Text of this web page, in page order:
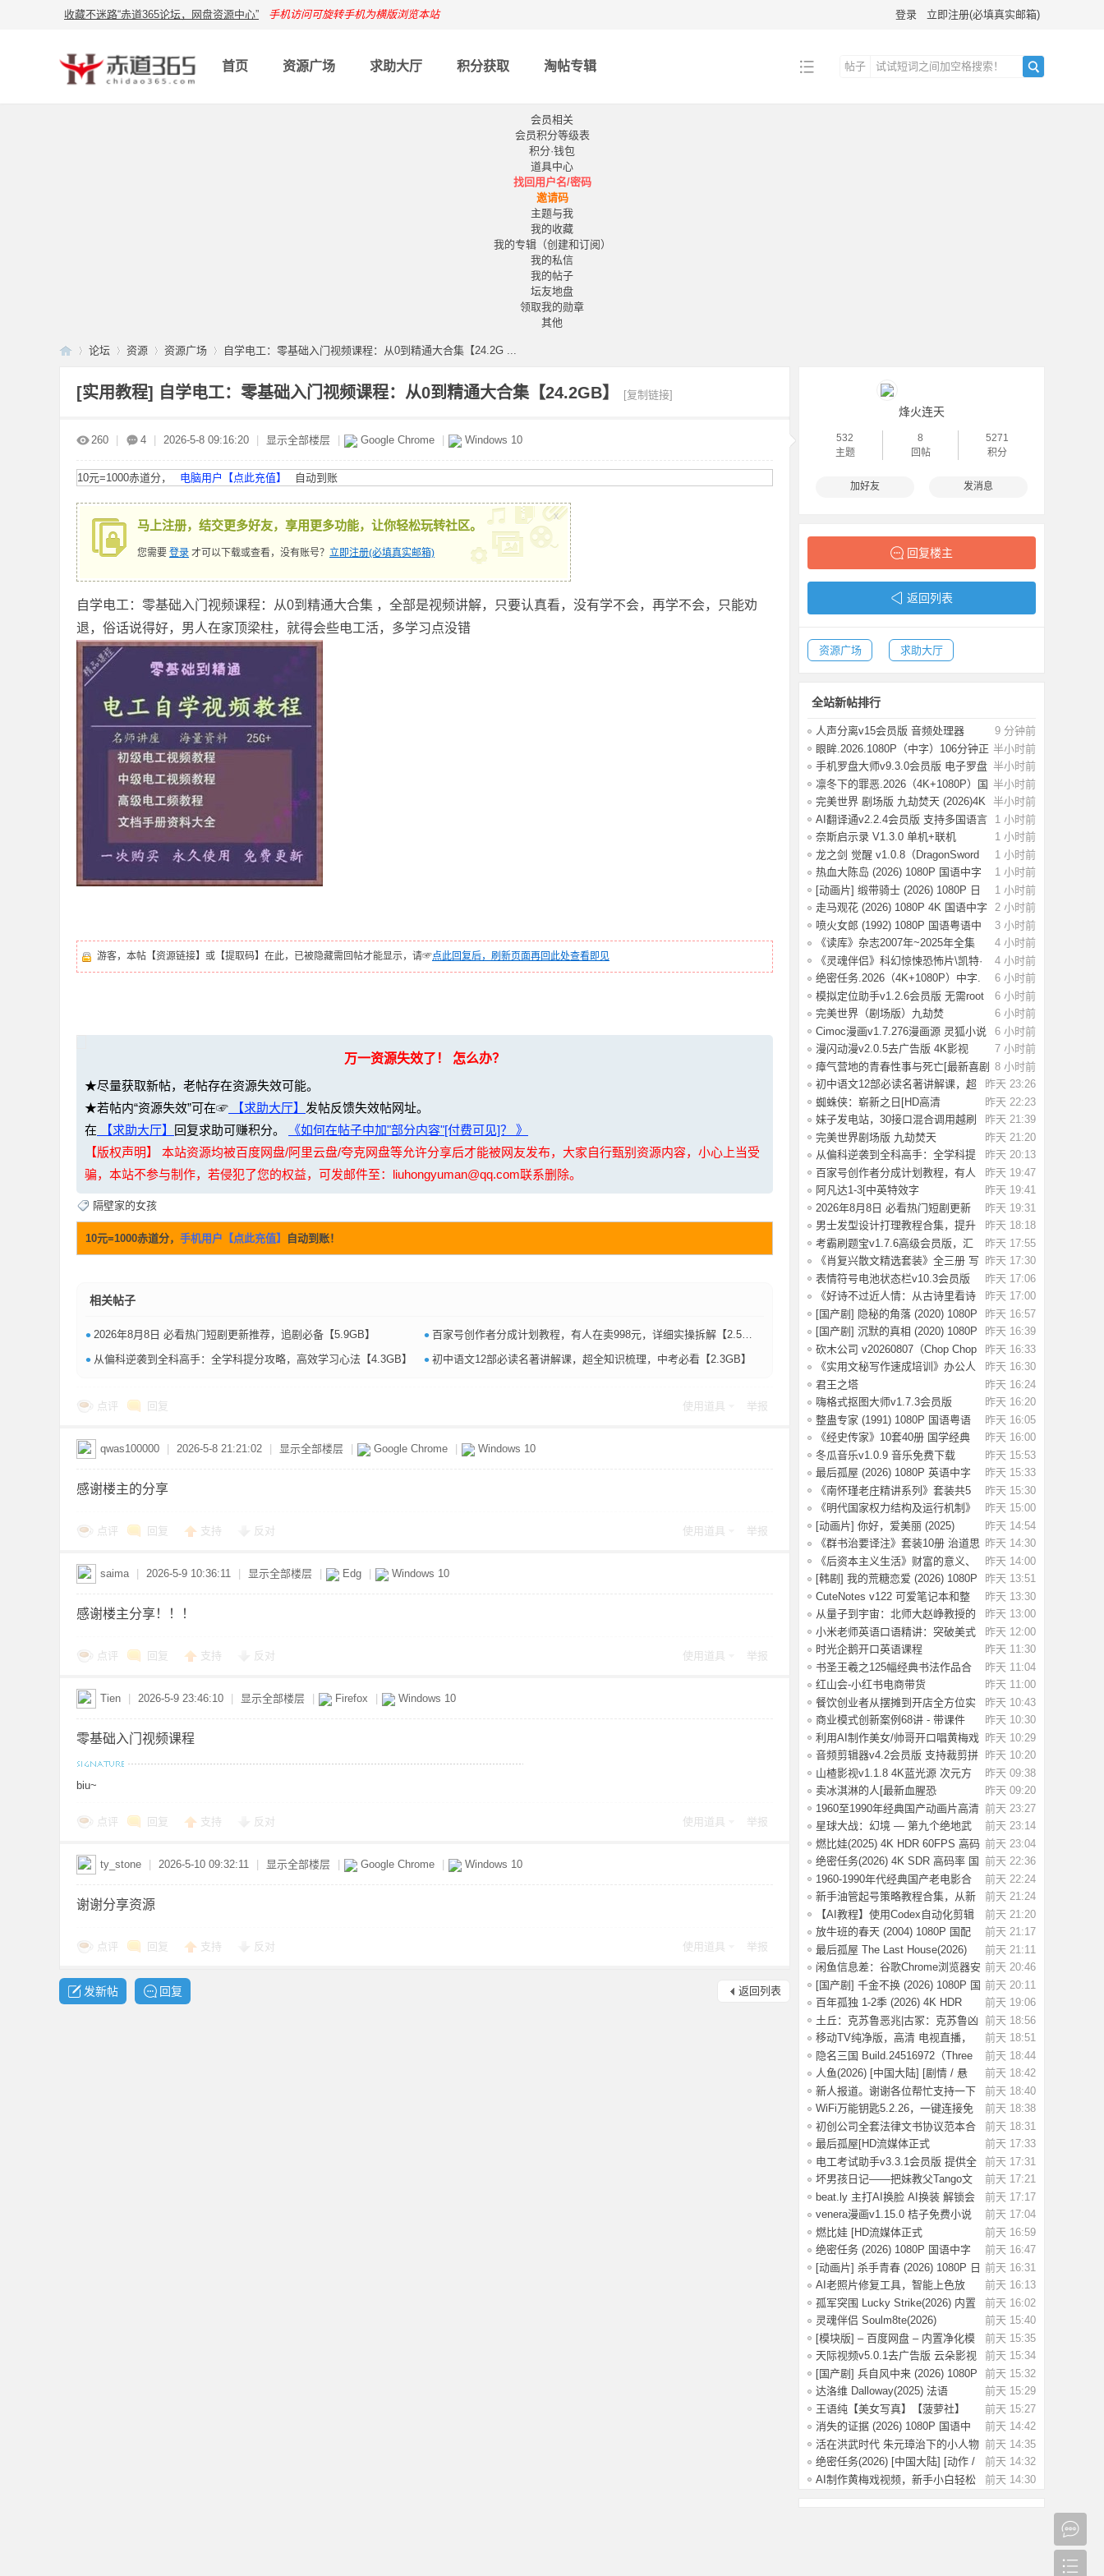
收藏不迷路“赤道365论坛，网盘资源中心” 手机访问可旋转手机为横版浏览本站 登录 立即注册(必填真实邮箱)
首页 资源广场 求助大厅 积分获取 淘帖专辑
帖子
会员相关
会员积分等级表
积分·钱包
道具中心
找回用户名/密码
邀请码
主题与我
我的收藏
我的专辑（创建和订阅）
我的私信
我的帖子
坛友地盘
领取我的勋章
其他
论坛 资源 资源广场 自学电工：零基础入门视频课程：从0到精通大合集【24.2G ...
[实用教程] 自学电工：零基础入门视频课程：从0到精通大合集【24.2GB】 [复制链接]
260 4 2026-5-8 09:16:20 显示全部楼层 Google Chrome Windows 10
10元=1000赤道分， 电脑用户【点此充值】 自动到账
马上注册，结交更多好友，享用更多功能，让你轻松玩转社区。
您需要 登录 才可以下载或查看，没有账号？ 立即注册(必填真实邮箱)
x
自学电工：零基础入门视频课程：从0到精通大合集 ，全部是视频讲解，只要认真看，没有学不会，再学不会，只能劝
退，俗话说得好，男人在家顶梁柱，就得会些电工活，多学习点没错
游客，本帖【资源链接】或【提取码】在此，已被隐藏需回帖才能显示，请☞点此回复后，刷新页面再回此处查看即见
万一资源失效了！ 怎么办？
★尽量获取新帖，老帖存在资源失效可能。
★若帖内“资源失效”可在☞ 【求助大厅】 发帖反馈失效帖网址。
在 【求助大厅】 回复求助可赚积分。
《如何在帖子中加"部分内容"[付费可见]？ 》
【版权声明】 本站资源均被百度网盘/阿里云盘/夸克网盘等允许分享后才能被网友发布，大家自行甄别资源内容，小心上当受
骗，本站不参与制作，若侵犯了您的权益，可发邮件至：liuhongyuman@qq.com联系删除。
隔壁家的女孩
10元=1000赤道分， 手机用户【点此充值】 自动到账！
相关帖子
• 2026年8月8日 必看热门短剧更新推荐，追剧必备【5.9GB】 • 百家号创作者分成计划教程，有人在卖998元，详细实操拆解【2.5GB】
• 从偏科逆袭到全科高手：全学科提分攻略，高效学习心法【4.3GB】 • 初中语文12部必读名著讲解课，超全知识梳理，中考必看【2.3GB】
点评 回复 使用道具 举报
qwas100000 2026-5-8 21:21:02 显示全部楼层 Google Chrome Windows 10
感谢楼主的分享
点评 回复 支持 反对 使用道具 举报
saima 2026-5-9 10:36:11 显示全部楼层 Edg Windows 10
感谢楼主分享！！！
点评 回复 支持 反对 使用道具 举报
Tien 2026-5-9 23:46:10 显示全部楼层 Firefox Windows 10
零基础入门视频课程
biu~
点评 回复 支持 反对 使用道具 举报
ty_stone 2026-5-10 09:32:11 显示全部楼层 Google Chrome Windows 10
谢谢分享资源
点评 回复 支持 反对 使用道具 举报
返回列表
发新帖 回复
烽火连天
532
主题
8
回帖
5271
积分
加好友 发消息
回复楼主
返回列表
资源广场 求助大厅
全站新帖排行
9 分钟前
人声分离v15会员版 音频处理器
半小时前
眼眸.2026.1080P（中字）106分钟正
式版.附
半小时前
手机罗盘大师v9.3.0会员版 电子罗盘
水平仪
半小时前
凛冬下的罪恶.2026（4K+1080P）国
语中字【
半小时前
完美世界 剧场版 九劫焚天 (2026)4K
杜比音
1 小时前
AI翻译通v2.2.4会员版 支持多国语言
互译
1 小时前
奈斯启示录 V1.3.0 单机+联机
（Necesse）免
1 小时前
龙之剑 觉醒 v1.0.8（DragonSword
Awakenin
1 小时前
热血大陈岛 (2026) 1080P 国语中字
[1.81G]
1 小时前
[动画片] 缎带骑士 (2026) 1080P 日
语中字
2 小时前
走马观花 (2026) 1080P 4K 国语中字
[1.5/2
3 小时前
喷火女郎 (1992) 1080P 国语粤语中
字 [6.58
4 小时前
《读库》杂志2007年~2025年全集
4 小时前
《灵魂伴侣》科幻惊悚恐怖片\凯特·
多兰执
6 小时前
绝密任务.2026（4K+1080P）中字.
中国首部女
6 小时前
模拟定位助手v1.2.6会员版 无需root
模拟位
6 小时前
完美世界（剧场版）九劫焚
天.2026.4K+1080P
6 小时前
Cimoc漫画v1.7.276漫画源 灵狐小说
v4.0.7
7 小时前
漫闪动漫v2.0.5去广告版 4K影视
v6.0.3去广
8 小时前
瘴气营地的青春性事与死亡[最新喜剧
恐怖]Te
昨天 23:26
初中语文12部必读名著讲解课，超
全知识梳理
昨天 22:23
蜘蛛侠：崭新之日[HD高清
版]Spider-Man.Bra
昨天 21:39
妹子发电站，30接口混合调用越刷
越上头停不
昨天 21:20
完美世界剧场版 九劫焚天
Perfect.World.Mo
昨天 20:13
从偏科逆袭到全科高手：全学科提
分攻略，高
昨天 19:47
百家号创作者分成计划教程，有人
在卖998元
昨天 19:41
阿凡达1-3[中英特效字
幕]Avatar.2009-2025.
昨天 19:31
2026年8月8日 必看热门短剧更新
推荐，追剧
昨天 18:18
男士发型设计打理教程合集，提升
颜值必备【
昨天 17:55
考霸刷题宝v1.7.6高级会员版，汇
编小学、初
昨天 17:30
《肖复兴散文精选套装》全三册 写
给当代年
昨天 17:06
表情符号电池状态栏v10.3会员版
海量emoji
昨天 17:00
《好诗不过近人情：从古诗里看诗
人风骨》套
昨天 16:57
[国产剧] 隐秘的角落 (2020) 1080P
国语中
昨天 16:39
[国产剧] 沉默的真相 (2020) 1080P
国语中
昨天 16:33
砍木公司 v20260807（Chop Chop
Inc.）免安
昨天 16:30
《实用文秘写作速成培训》办公人
员必备技能
昨天 16:24
君王之塔
Build.24596638（Sovereign Tower
昨天 16:20
嗨格式抠图大师v1.7.3会员版
昨天 16:05
整蛊专家 (1991) 1080P 国语粤语
中字 [3.32
昨天 16:00
《经史传家》10套40册 国学经典
教养圣经
昨天 15:53
冬瓜音乐v1.0.9 音乐免费下载
昨天 15:33
最后孤屋 (2026) 1080P 英语中字
[4.44G]
昨天 15:30
《南怀瑾老庄精讲系列》套装共5
册 儒释道诸
昨天 15:00
《明代国家权力结构及运行机制》
明代政治生
昨天 14:54
[动画片] 你好，爱美丽 (2025)
1080P 国配
昨天 14:30
《群书治要译注》套装10册 治道思
想集大成
昨天 14:00
《后资本主义生活》财富的意义、
经济的未来
昨天 13:51
[韩剧] 我的荒糖恋爱 (2026) 1080P
韩语中
昨天 13:30
CuteNotes v122 可爱笔记本和整
理,解锁高级
昨天 13:00
从量子到宇宙：北师大赵峥教授的
物理课
昨天 12:00
小米老师英语口语精讲：突破美式
口语思维
昨天 11:30
时光企鹅开口英语课程
昨天 11:04
书圣王羲之125幅经典书法作品合
集：书法学
昨天 11:00
红山会-小红书电商带货
昨天 10:43
餐饮创业者从摆摊到开店全方位实
战课程：10
昨天 10:30
商业模式创新案例68讲 - 带课件
昨天 10:29
利用AI制作美女/帅哥开口唱黄梅戏
视频，流
昨天 10:20
音频剪辑器v4.2会员版 支持裁剪拼
接混音变
昨天 09:38
山楂影视v1.1.8 4K蓝光源 次元方
舟动漫v1.
昨天 09:20
卖冰淇淋的人[最新血腥恐
怖]Ice.Cream.Man.
前天 23:27
1960至1990年经典国产动画片高清
大合集【6.
前天 23:14
星球大战：幻境 — 第九个绝地武
士 4K HDR
前天 23:04
燃比娃(2025) 4K HDR 60FPS 高码
国语中字
前天 22:36
绝密任务(2026) 4K SDR 高码率 国
语中字【2
前天 22:24
1960-1990年代经典国产老电影合
集 高清修复
前天 21:24
新手油管起号策略教程合集，从新
手入门到精
前天 21:20
【AI教程】使用Codex自动化剪辑
AI短视频，A
前天 21:17
放牛班的春天 (2004) 1080P 国配
国语法语
前天 21:11
最后孤屋 The Last House(2026)
[英国 / 法
前天 20:46
闲鱼信息差：谷歌Chrome浏览器安
装包（附教
前天 20:11
[国产剧] 千金不换 (2026) 1080P 国
语中字
前天 19:06
百年孤独 1-2季 (2026) 4K HDR
1080P 内
前天 18:56
土丘：克苏鲁恶兆|古冢：克苏鲁凶
兆 Build.
前天 18:51
移动TV纯净版，高清 电视直播，
极速版！
前天 18:44
隐名三国 Build.24516972（Three
Kingdoms
前天 18:42
人鱼(2026) [中国大陆] [剧情 / 悬
疑] 汉语
前天 18:40
新人报道。谢谢各位帮忙支持一下
前天 18:38
WiFi万能钥匙5.2.26，一键连接免
费WiFi，解
前天 18:31
初创公司全套法律文书协议范本合
同模板合集
前天 17:33
最后孤屋[HD流媒体正式
版]The.Last.House.2
前天 17:31
电工考试助手v3.3.1会员版 提供全
面的学习
前天 17:21
坏男孩日记——把妹教父Tango文
集.pdf，当
前天 17:17
beat.ly 主打AI换脸 AI换装 解锁会
员版
前天 17:04
venera漫画v1.15.0 桔子免费小说
v1.1.8书
前天 16:59
燃比娃 [HD流媒体正式
版]A.Story.About.Fir
前天 16:47
绝密任务 (2026) 1080P 国语中字
[0.8G]
前天 16:31
[动画片] 杀手青春 (2026) 1080P 日
语中字
前天 16:13
AI老照片修复工具，智能上色放
大，一键还原
前天 16:02
孤军突围 Lucky Strike(2026) 内置
简英 4K
前天 15:40
灵魂伴侣 Soulm8te(2026)
【4K.DV.HDR】【
前天 15:35
[模块版] – 百度网盘 – 内置净化模
块 –
前天 15:34
天际视频v5.0.1去广告版 云朵影视
v1.9.0去
前天 15:32
[国产剧] 兵自风中来 (2026) 1080P
国语中
前天 15:29
达洛维 Dalloway(2025) 法语
1080P 【3.2G
前天 15:27
王语纯【美女写真】【菠萝社】
【51P】
前天 14:42
消失的证据 (2026) 1080P 国语中
字 [1.09G]
前天 14:35
活在洪武时代 朱元璋治下的小人物
命运
前天 14:32
绝密任务(2026) [中国大陆] [动作 /
战争 /
前天 14:30
AI制作黄梅戏视频，新手小白轻松